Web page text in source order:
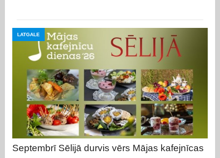
LATGALE
Septembrī Sēlijā durvis vērs Mājas kafejnīcas